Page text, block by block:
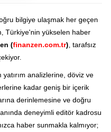
bilgiye ulaşmak her geçen
Türkiye'nin yükselen haber
(finanzen.com.tr) , tarafsız
analizlerine, döviz ve
kadar geniş bir içerik
derinlemesine ve doğru
deneyimli editör kadrosu
haber sunmakla kalmıyor;